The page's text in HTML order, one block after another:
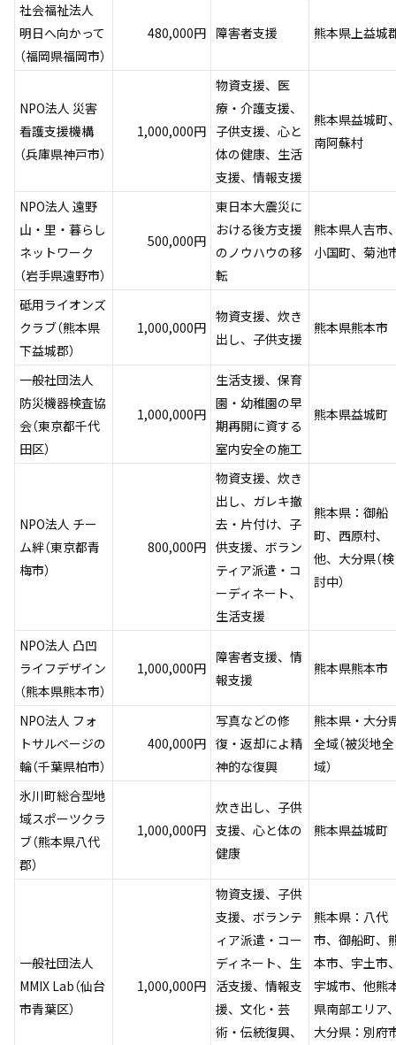
社会福祉法人
明日へ向かって
（福岡県福岡市）
480,000円 障害者支援 熊本県上益城
NPO法人 災害
看護支援機構
（兵庫県神戸市）
1,000,000円
物資支援、医
療・介護支援、
子供支援、心と
体の健康、生活
支援、情報支援
熊本県益城町
南阿蘇村
NPO法人 遠野
山・里・暮らし
ネットワーク
（岩手県遠野市）
500,000円
東日本大震災に
おける後方支援
のノウハウの移
転
熊本県人吉市
小国町、菊池
砥用ライオンズ
クラブ（熊本県
下益城郡）
1,000,000円
物資支援、炊き
出し、子供支援
熊本県熊本市
一般社団法人
防災機器検査協
会（東京都千代
田区）
1,000,000円
生活支援、保育
園・幼稚園の早
期再開に資する
室内安全の施工
熊本県益城町
NPO法人 チー
ム絆（東京都青
梅市）
800,000円
物資支援、炊き
出し、ガレキ撤
去・片付け、子
供支援、ボラン
ティア派遣・コ
ーディネート、
生活支援
熊本県：御船
町、西原村、
他、大分県（検
討中）
NPO法人 凸凹
ライフデザイン
（熊本県熊本市）
1,000,000円
障害者支援、情
報支援
熊本県熊本市
NPO法人 フォ
トサルベージの
輪（千葉県柏市）
400,000円
写真などの修
復・返却によ精
神的な復興
熊本県・大分
全域（被災地全
域）
氷川町総合型地
域スポーツクラ
ブ（熊本県八代
郡）
1,000,000円
炊き出し、子供
支援、心と体の
健康
熊本県益城町
一般社団法人
MMIX Lab（仙台
市青葉区）
1,000,000円
物資支援、子供
支援、ボランテ
ィア派遣・コー
ディネート、生
活支援、情報支
援、文化・芸
術・伝統復興、
熊本県：八代
市、御船町、
本市、宇土市
宇城市、他熊
県南部エリア
大分県：別府